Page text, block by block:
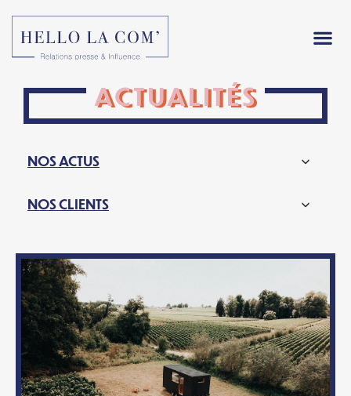
ACTUALITÉS